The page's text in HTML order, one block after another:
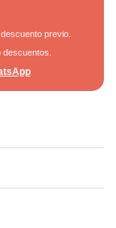
previo.